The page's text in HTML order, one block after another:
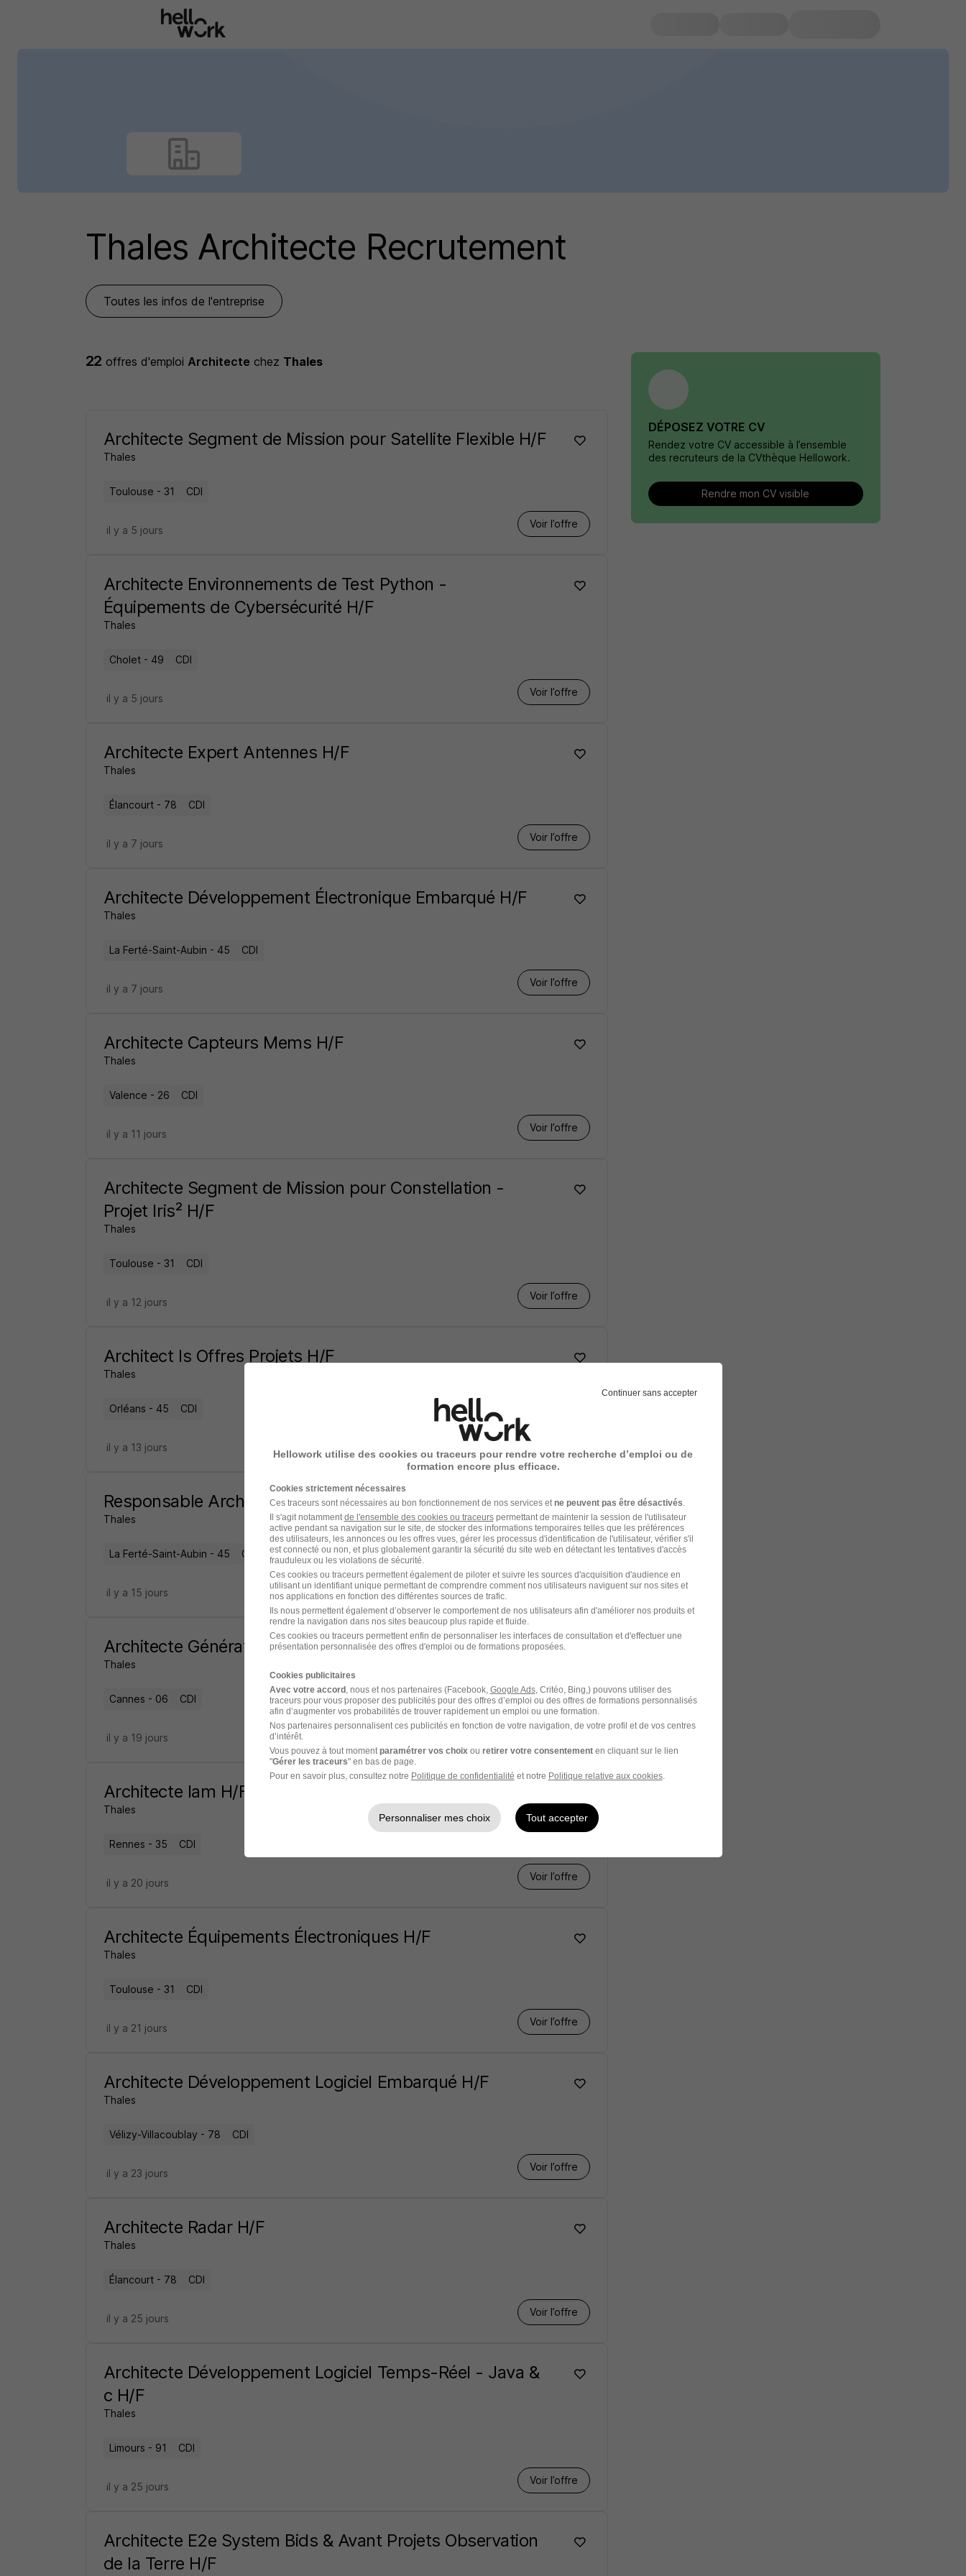
Thales Architecte Recrutement
Toutes les infos de l'entreprise
22 offres d'emploi Architecte chez Thales
Architecte Segment de Mission pour Satellite Flexible H/F
Thales
Toulouse - 31 CDI
Voir l’offre
il y a 5 jours
Architecte Environnements de Test Python -
Équipements de Cybersécurité H/F
Thales
Cholet - 49 CDI
Voir l’offre
il y a 5 jours
Architecte Expert Antennes H/F
Thales
Élancourt - 78 CDI
Voir l’offre
il y a 7 jours
Architecte Développement Électronique Embarqué H/F
Thales
La Ferté-Saint-Aubin - 45 CDI
Voir l’offre
il y a 7 jours
Architecte Capteurs Mems H/F
Thales
Valence - 26 CDI
Voir l’offre
il y a 11 jours
Architecte Segment de Mission pour Constellation -
Projet Iris² H/F
Thales
Toulouse - 31 CDI
Voir l’offre
il y a 12 jours
Architect Is Offres Projets H/F
Thales
Orléans - 45 CDI
Voir l’offre
il y a 13 jours
Responsable Architecte de Service H/F
Thales
La Ferté-Saint-Aubin - 45 CDI
Voir l’offre
il y a 15 jours
Architecte Générateur Solaire H/F
Thales
Cannes - 06 CDI
Voir l’offre
il y a 19 jours
Architecte Iam H/F
Thales
Rennes - 35 CDI
Voir l’offre
il y a 20 jours
Architecte Équipements Électroniques H/F
Thales
Toulouse - 31 CDI
Voir l’offre
il y a 21 jours
Architecte Développement Logiciel Embarqué H/F
Thales
Vélizy-Villacoublay - 78 CDI
Voir l’offre
il y a 23 jours
Architecte Radar H/F
Thales
Élancourt - 78 CDI
Voir l’offre
il y a 25 jours
Architecte Développement Logiciel Temps-Réel - Java &
c H/F
Thales
Limours - 91 CDI
Voir l’offre
il y a 25 jours
Architecte E2e System Bids & Avant Projets Observation
de la Terre H/F
DÉPOSEZ VOTRE CV
Rendez votre CV accessible à l’ensemble
des recruteurs de la CVthèque Hellowork.
Rendre mon CV visible
Continuer sans accepter
Hellowork utilise des cookies ou traceurs pour rendre votre recherche d’emploi ou de
formation encore plus efficace.
Cookies strictement nécessaires
Ces traceurs sont nécessaires au bon fonctionnement de nos services et ne peuvent pas être désactivés
Il s'agit notamment de l'ensemble des cookies ou traceurspermettant de maintenir la session de l'utilisateur
active pendant sa navigation sur le site, de stocker des informations temporaires telles que les préférences
des utilisateurs, les annonces ou les offres vues, gérer les processus d'identification de l'utilisateur, vérifier s'il
est connecté ou non, et plus globalement garantir la sécurité du site web en détectant les tentatives d'accès
frauduleux ou les violations de sécurité.
Ces cookies ou traceurs permettent également de piloter et suivre les sources d'acquisition d'audience en
utilisant un identifiant unique permettant de comprendre comment nos utilisateurs naviguent sur nos sites et
nos applications en fonction des différentes sources de trafic.
Ils nous permettent également d’observer le comportement de nos utilisateurs afin d'améliorer nos produits et
rendre la navigation dans nos sites beaucoup plus rapide et fluide.
Ces cookies ou traceurs permettent enfin de personnaliser les interfaces de consultation et d'effectuer une
présentation personnalisée des offres d'emploi ou de formations proposées.
Cookies publicitaires
Avec votre accord, nous et nos partenaires (Facebook, Google Ads, Critéo, Bing,) pouvons utiliser des
traceurs pour vous proposer des publicités pour des offres d’emploi ou des offres de formations personnalisés
afin d’augmenter vos probabilités de trouver rapidement un emploi ou une formation.
Nos partenaires personnalisent ces publicités en fonction de votre navigation, de votre profil et de vos centres
d’intérêt.
Vous pouvez à tout moment paramétrer vos choix ou retirer votre consentementen cliquant sur le lien
"Gérer les traceurs" en bas de page.
Pour en savoir plus, consultez notre Politique de confidentialité et notre Politique relative aux cookies.
Personnaliser mes choix Tout accepter